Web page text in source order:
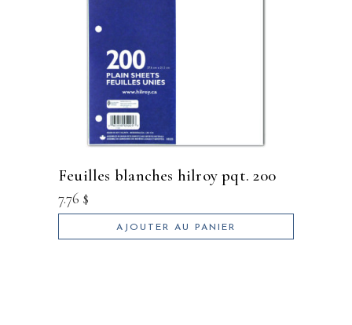
feuilles blanches hilroy pqt. 200
7.76 $
AJOUTER AU PANIER